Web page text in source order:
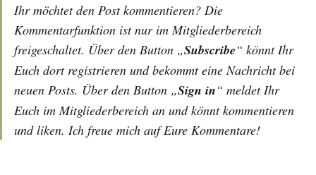
Ihr möchtet den Post kommentieren? Die
Kommentarfunktion ist nur im Mitgliederbereich
freigeschaltet. Über den Button „Subscribe“ könnt Ihr
Euch dort registrieren und bekommt eine Nachricht bei
neuen Posts. Über den Button „Sign in“ meldet Ihr
Euch im Mitgliederbereich an und könnt kommentieren
und liken. Ich freue mich auf Eure Kommentare!